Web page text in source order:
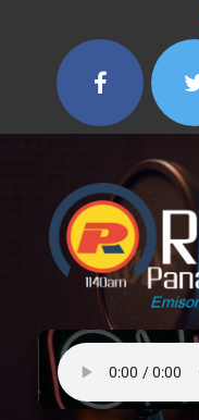
contenido